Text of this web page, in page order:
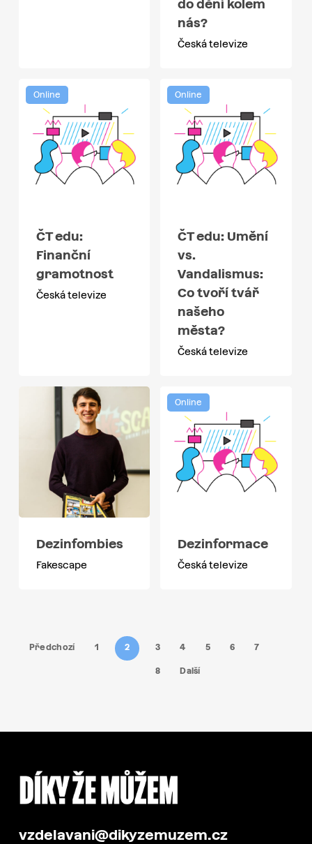
do dění kolem
nás?
Česká televize
Online
ČT edu:
Finanční
gramotnost
Česká televize
Online
ČT edu: Umění
vs.
Vandalismus:
Co tvoří tvář
našeho
města?
Česká televize
Dezinfombies
Fakescape
Online
Dezinformace
Česká televize
Předchozí 1 2 3 4 5 6 7
8 Další
vzdelavani@dikyzemuzem.cz